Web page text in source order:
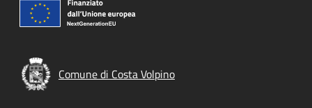
Comune di Costa Volpino